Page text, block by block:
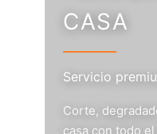
CASA
Servicio
Corte,
casa con todo